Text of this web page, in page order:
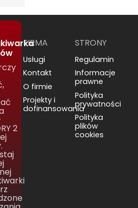
FIRMA
Usługi
Kontakt
O firmie
Projekty i
dofinansowania
STRONY
Regulamin
Informacje
prawne
Polityka
prywatności
Polityka
plików
cookies
2